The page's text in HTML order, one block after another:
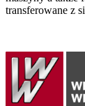
transferowane z